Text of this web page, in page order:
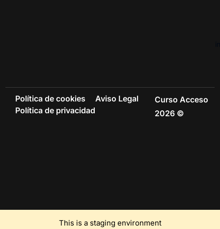
Curso Acceso
2026 ©
Política de cookies
Aviso Legal
Política de privacidad
This is a staging environment